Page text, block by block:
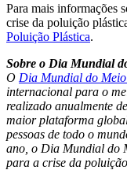
Para mais informações
crise da poluição
Poluição Plástica.
Sobre o Dia Mundial
O Dia Mundial do
internacional para o
realizado anualmente
maior plataforma
pessoas de todo o
ano, o Dia Mundial do
para a crise da